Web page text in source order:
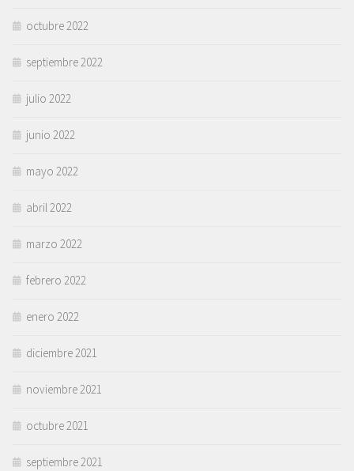
octubre 2022
septiembre 2022
julio 2022
junio 2022
mayo 2022
abril 2022
marzo 2022
febrero 2022
enero 2022
diciembre 2021
noviembre 2021
octubre 2021
septiembre 2021